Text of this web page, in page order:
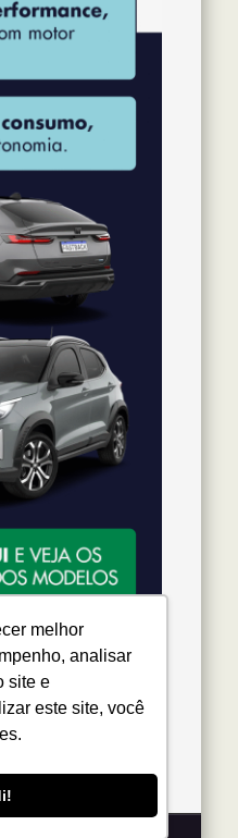
melhor
analisar
site e
este site, você